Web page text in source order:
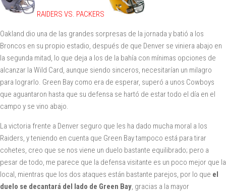
RAIDERS VS. PACKERS
Oakland dio una de las grandes sorpresas de la jornada y batió a los
Broncos en su propio estadio, después de que Denver se viniera abajo en
la segunda mitad, lo que deja a los de la bahía con mínimas opciones de
alcanzar la Wild Card, aunque siendo sinceros, necesitarían un milagro
para lograrlo. Green Bay como era de esperar, superó a unos Cowboys
que aguantaron hasta que su defensa se hartó de estar todo el día en el
campo y se vino abajo.
La victoria frente a Denver seguro que les ha dado mucha moral a los
Raiders, y teniendo en cuenta que Green Bay tampoco está para tirar
cohetes, creo que se nos viene un duelo bastante equilibrado; pero a
pesar de todo, me parece que la defensa visitante es un poco mejor que la
local, mientras que los dos ataques están bastante parejos, por lo que el
duelo se decantará del lado de Green Bay, gracias a la mayor